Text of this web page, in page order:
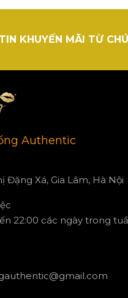
KHUYẾN MÃI TỪ
Authentic
Đặng Xá, Gia Lâm, Hà Nội
22:00 các ngày trong